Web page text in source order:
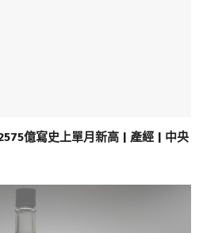
億寫史上單月新高 | 產經 | 中央